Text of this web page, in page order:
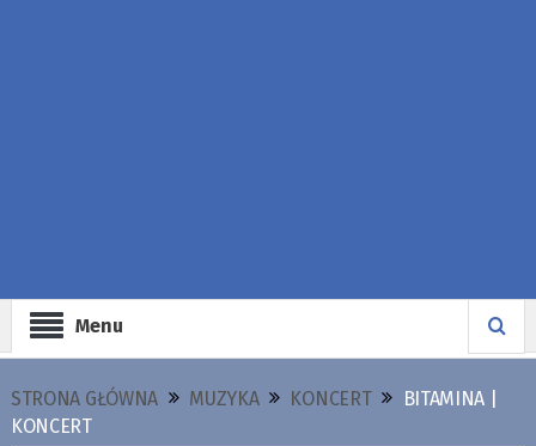
Menu
STRONA GŁÓWNA MUZYKA KONCERT
BITAMINA |
KONCERT